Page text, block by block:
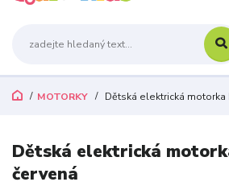
MOTORKY Dětská elektrická
Dětská elektrická
červená